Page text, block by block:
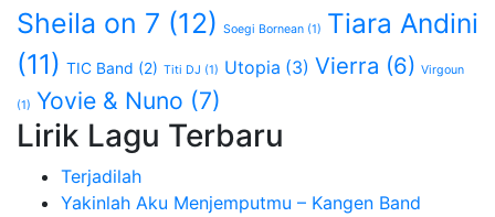
Sheila on 7 (12) Soegi Bornean (1) Tiara Andini
(11) TIC Band (2) Titi DJ (1) Utopia (3) Vierra (6) Virgoun
(1) Yovie & Nuno (7)
Lirik Lagu Terbaru
Terjadilah
Yakinlah Aku Menjemputmu – Kangen Band